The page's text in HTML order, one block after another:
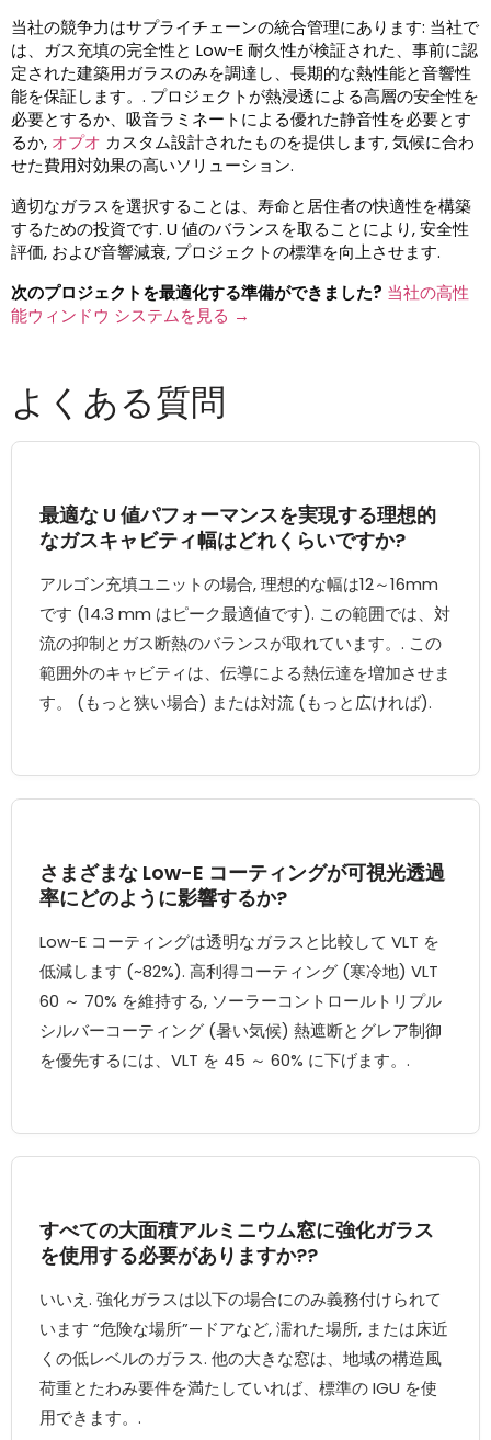
当社の競争力はサプライチェーンの統合管理にあります: 当社で
は、ガス充填の完全性と Low-E 耐久性が検証された、事前に認
定された建築用ガラスのみを調達し、長期的な熱性能と音響性
能を保証します。. プロジェクトが熱浸透による高層の安全性を
必要とするか、吸音ラミネートによる優れた静音性を必要とす
るか, オプオ カスタム設計されたものを提供します, 気候に合わ
せた費用対効果の高いソリューション.
適切なガラスを選択することは、寿命と居住者の快適性を構築
するための投資です. U 値のバランスを取ることにより, 安全性
評価, および音響減衰, プロジェクトの標準を向上させます.
次のプロジェクトを最適化する準備ができました? 当社の高性
能ウィンドウ システムを見る →
よくある質問
最適な U 値パフォーマンスを実現する理想的
なガスキャビティ幅はどれくらいですか?
アルゴン充填ユニットの場合, 理想的な幅は12～16mm
です (14.3 mm はピーク最適値です). この範囲では、対
流の抑制とガス断熱のバランスが取れています。. この
範囲外のキャビティは、伝導による熱伝達を増加させま
す。 (もっと狭い場合) または対流 (もっと広ければ).
さまざまな Low-E コーティングが可視光透過
率にどのように影響するか?
Low-E コーティングは透明なガラスと比較して VLT を
低減します (~82%). 高利得コーティング (寒冷地) VLT
60 ～ 70% を維持する, ソーラーコントロールトリプル
シルバーコーティング (暑い気候) 熱遮断とグレア制御
を優先するには、VLT を 45 ～ 60% に下げます。.
すべての大面積アルミニウム窓に強化ガラス
を使用する必要がありますか??
いいえ. 強化ガラスは以下の場合にのみ義務付けられて
います “危険な場所”—ドアなど, 濡れた場所, または床近
くの低レベルのガラス. 他の大きな窓は、地域の構造風
荷重とたわみ要件を満たしていれば、標準の IGU を使
用できます。.